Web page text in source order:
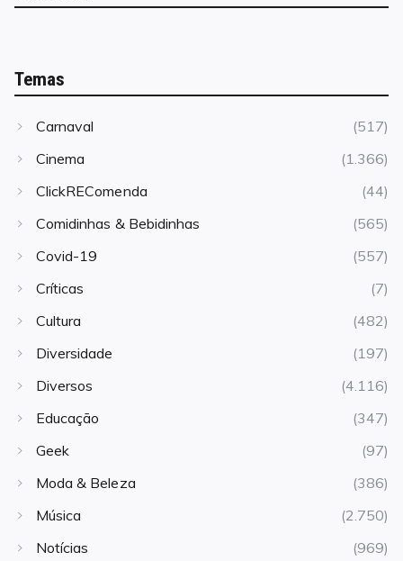
Temas
Carnaval
(517)
Cinema
(1.366)
ClickREComenda
(44)
Comidinhas & Bebidinhas
(565)
Covid-19
(557)
Críticas
(7)
Cultura
(482)
Diversidade
(197)
Diversos
(4.116)
Educação
(347)
Geek
(97)
Moda & Beleza
(386)
Música
(2.750)
Notícias
(969)